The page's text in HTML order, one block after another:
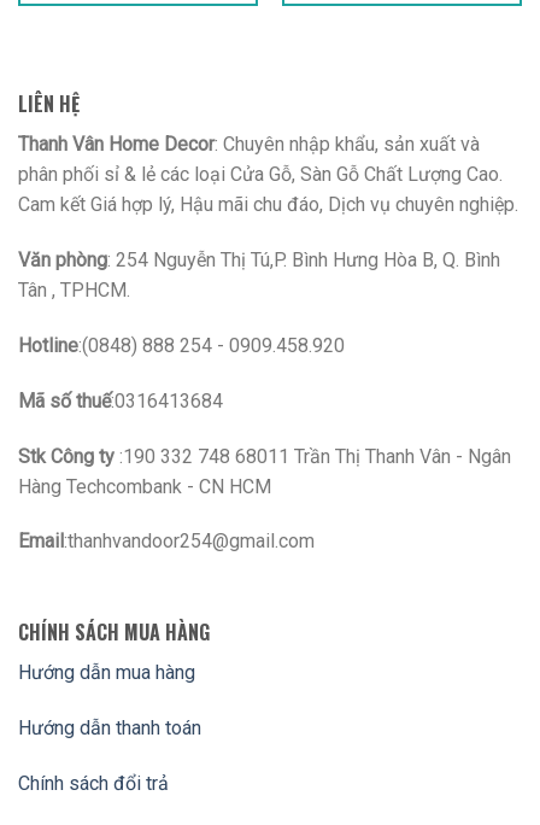
LIÊN HỆ
Thanh Vân Home Decor: Chuyên nhập khẩu, sản xuất và
phân phối sỉ & lẻ các loại Cửa Gỗ, Sàn Gỗ Chất Lượng Cao.
Cam kết Giá hợp lý, Hậu mãi chu đáo, Dịch vụ chuyên nghiệp.
Văn phòng: 254 Nguyễn Thị Tú,P. Bình Hưng Hòa B, Q. Bình
Tân , TPHCM.
Hotline:(0848) 888 254 - 0909.458.920
Mã số thuế:0316413684
Stk Công ty :190 332 748 68011 Trần Thị Thanh Vân - Ngân
Hàng Techcombank - CN HCM
Email :thanhvandoor254@gmail.com
CHÍNH SÁCH MUA HÀNG
Hướng dẫn mua hàng
Hướng dẫn thanh toán
Chính sách đổi trả